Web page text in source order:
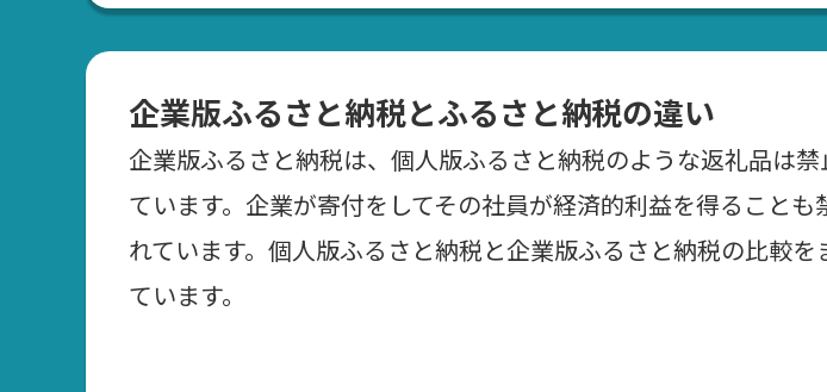
企業版ふるさと納税とふるさと納税の違い
企業版ふるさと納税は、個人版ふるさと納税のような返礼品は
ています。企業が寄付をしてその社員が経済的利益を得ることも
れています。個人版ふるさと納税と企業版ふるさと納税の比較を
ています。